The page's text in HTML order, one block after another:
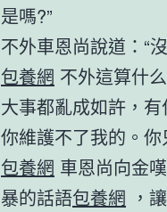
是嗎?”
不外車恩尚說道：“
包養網 不外這算什
大事都亂成如許，
你維護不了我的。你
包養網 車恩尚向金
暴的話語包養網 ，讓